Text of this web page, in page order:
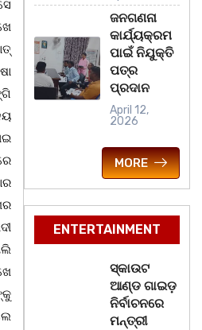
ଜନଗଣନା
କାର୍ଯ୍ୟକ୍ରମ
ପାଇଁ ନିଯୁକ୍ତି
ପତ୍ର
ପ୍ରଦାନ
April 12,
2026
MORE
ENTERTAINMENT
ସ୍କାଉଟ
ଆଣ୍ଡ ଗାଇଡ଼
ନିର୍ବାଚନରେ
ମନ୍ତ୍ରୀ